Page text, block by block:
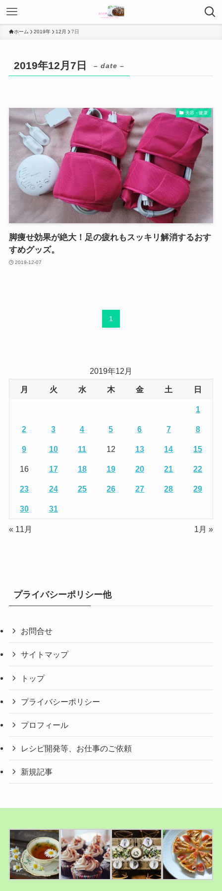
ホーム 2019年 12月 7日
2019年12月7日 – date –
美容・健康
脚痩せ効果が絶大！足の疲れもスッキリ解消するおす
すめグッズ。
2019-12-07
1
2019年12月
月 火 水 木 金 土 日
1
2 3 4 5 6 7 8
9 10 11 12 13 14 15
16 17 18 19 20 21 22
23 24 25 26 27 28 29
30 31
« 11月 1月 »
プライバシーポリシー他
お問合せ
サイトマップ
トップ
プライバシーポリシー
プロフィール
レシピ開発等、お仕事のご依頼
新規記事